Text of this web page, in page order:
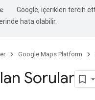
Google, içerikleri tercih
hata olabilir.
Google Maps Platform
Sorular